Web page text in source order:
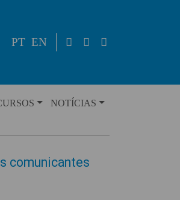
PT EN
NOTÍCIAS
comunicantes